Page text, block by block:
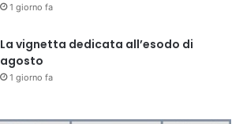
1 giorno fa
La vignetta dedicata all’esodo di
agosto
1 giorno fa